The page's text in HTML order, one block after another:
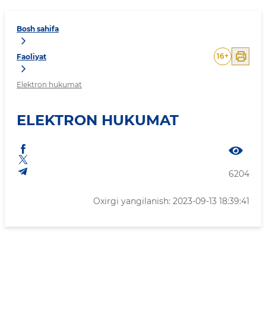
Bosh sahifa
Faoliyat
Elektron hukumat
16+
ELEKTRON HUKUMAT
6204
Oxirgi yangilanish: 2023-09-13 18:39:41